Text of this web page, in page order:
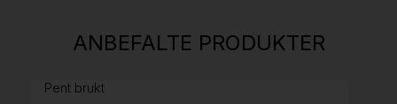
ANBEFALTE PRODUKTER
H05 5600 Swingback-armlene Mørk
Pent brukt